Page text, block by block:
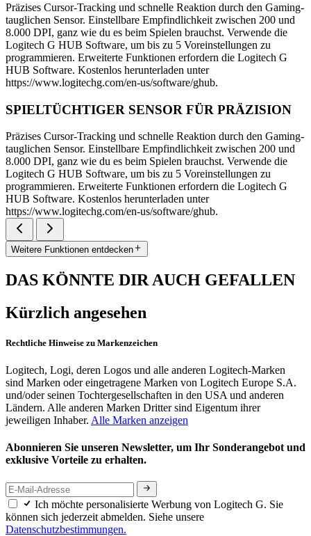
Präzises Cursor-Tracking und schnelle Reaktion durch den Gaming-
tauglichen Sensor. Einstellbare Empfindlichkeit zwischen 200 und
8.000 DPI, ganz wie du es beim Spielen brauchst. Verwende die
Logitech G HUB Software, um bis zu 5 Voreinstellungen zu
programmieren. Erweiterte Funktionen erfordern die Logitech G
HUB Software. Kostenlos herunterladen unter
https://www.logitechg.com/en-us/software/ghub.
SPIELTÜCHTIGER SENSOR FÜR PRÄZISION
Präzises Cursor-Tracking und schnelle Reaktion durch den Gaming-
tauglichen Sensor. Einstellbare Empfindlichkeit zwischen 200 und
8.000 DPI, ganz wie du es beim Spielen brauchst. Verwende die
Logitech G HUB Software, um bis zu 5 Voreinstellungen zu
programmieren. Erweiterte Funktionen erfordern die Logitech G
HUB Software. Kostenlos herunterladen unter
https://www.logitechg.com/en-us/software/ghub.
Weitere Funktionen entdecken
DAS KÖNNTE DIR AUCH GEFALLEN
Kürzlich angesehen
Rechtliche Hinweise zu Markenzeichen
Logitech, Logi, deren Logos und alle anderen Logitech-Marken
sind Marken oder eingetragene Marken von Logitech Europe S.A.
und/oder seinen Tochtergesellschaften in den USA und anderen
Ländern. Alle anderen Marken Dritter sind Eigentum ihrer
jeweiligen Inhaber. Alle Marken anzeigen
Abonnieren Sie unseren Newsletter, um Ihr Sonderangebot und
exklusive Vorteile zu erhalten.
Ich möchte personalisierte Werbung von Logitech G. Sie
können sich jederzeit abmelden. Siehe unsere
Datenschutzbestimmungen.